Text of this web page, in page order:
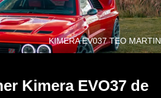
KIMERA EV037 TEO MARTIN
Kimera EVO37 de